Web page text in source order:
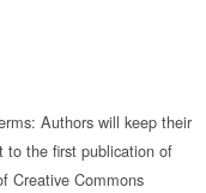
Authors will keep their
to the first publication of
Creative Commons